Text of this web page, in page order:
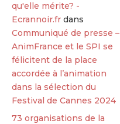
qu'elle mérite? -
Ecrannoir.fr dans
Communiqué de presse –
AnimFrance et le SPI se
félicitent de la place
accordée à l’animation
dans la sélection du
Festival de Cannes 2024
73 organisations de la